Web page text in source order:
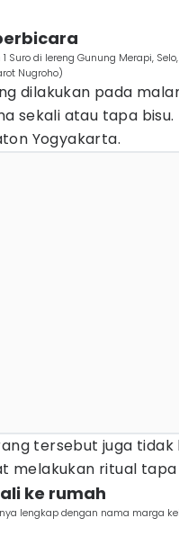
di lereng Gunung Merapi,
Nugroho)
dilakukan pada
sekali atau tapa bisu.
Yogyakarta.
tersebut juga tidak
melakukan ritual tapa
ke rumah
lengkap dengan nama marga